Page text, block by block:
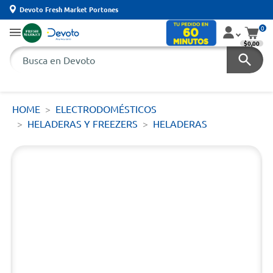
Devoto Fresh Market Portones
0
$0,00
HOME
ELECTRODOMÉSTICOS
HELADERAS Y FREEZERS
HELADERAS